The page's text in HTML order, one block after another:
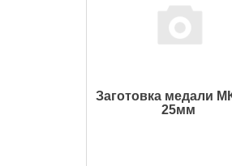
Заготовка медали
25мм